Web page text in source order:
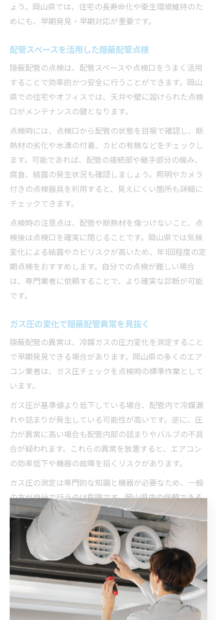
ょう。岡山県では、住宅の長寿命化や衛生環境維持のた
めにも、早期発見・早期対応が重要です。
配管スペースを活用した隠蔽配管点検
隠蔽配管の点検は、配管スペースや点検口をうまく活用
することで効率的かつ安全に行うことができます。岡山
県での住宅やオフィスでは、天井や壁に設けられた点検
口がメンテナンスの鍵となります。
点検時には、点検口から配管の状態を目視で確認し、断
熱材の劣化や水滴の付着、カビの有無などをチェックし
ます。可能であれば、配管の接続部や継手部分の緩み、
腐食、結露の発生状況も確認しましょう。照明やカメラ
付きの点検器具を利用すると、見えにくい箇所も詳細に
チェックできます。
点検時の注意点は、配管や断熱材を傷つけないこと、点
検後は点検口を確実に閉じることです。岡山県では気候
変化による結露やカビリスクが高いため、年1回程度の定
期点検をおすすめします。自分での点検が難しい場合
は、専門業者に依頼することで、より確実な診断が可能
です。
ガス圧の変化で隠蔽配管異常を見抜く
隠蔽配管の異常は、冷媒ガスの圧力変化を測定すること
で早期発見できる場合があります。岡山県の多くのエア
コン業者は、ガス圧チェックを点検時の標準作業として
います。
ガス圧が基準値より低下している場合、配管内で冷媒漏
れや詰まりが発生している可能性が高いです。逆に、圧
力が異常に高い場合も配管内部の詰まりやバルブの不具
合が疑われます。これらの異常を放置すると、エアコン
の効率低下や機器の故障を招くリスクがあります。
ガス圧の測定は専門的な知識と機器が必要なため、一般
の方が自分で行うのは危険です。岡山県内の信頼できる
業者に依頼し、定期的な点検を受けることで、隠蔽配管
のトラブルを未然に防ぎましょう。点検結果は記録に残
し、異常があれば早めのメンテナンスを心がけてくださ
い。
＜個人情報の利用目的＞